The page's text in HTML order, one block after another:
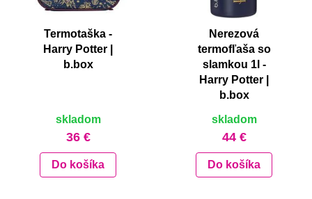
Termotaška -
Harry Potter |
b.box
skladom
36 €
Do košíka
Nerezová
termofľaša so
slamkou 1l -
Harry Potter |
b.box
skladom
44 €
Do košíka